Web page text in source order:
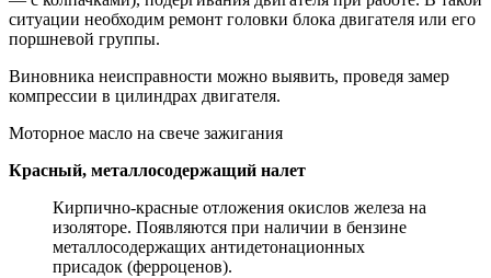
ситуации необходим ремонт головки блока двигателя или его
поршневой группы.
Виновника неисправности можно выявить, проведя замер
компрессии в цилиндрах двигателя.
Моторное масло на свече зажигания
Красный, металлосодержащий налет
Кирпично-красные отложения окислов железа на
изоляторе. Появляются при наличии в бензине
металлосодержащих антидетонационных
присадок (ферроценов).